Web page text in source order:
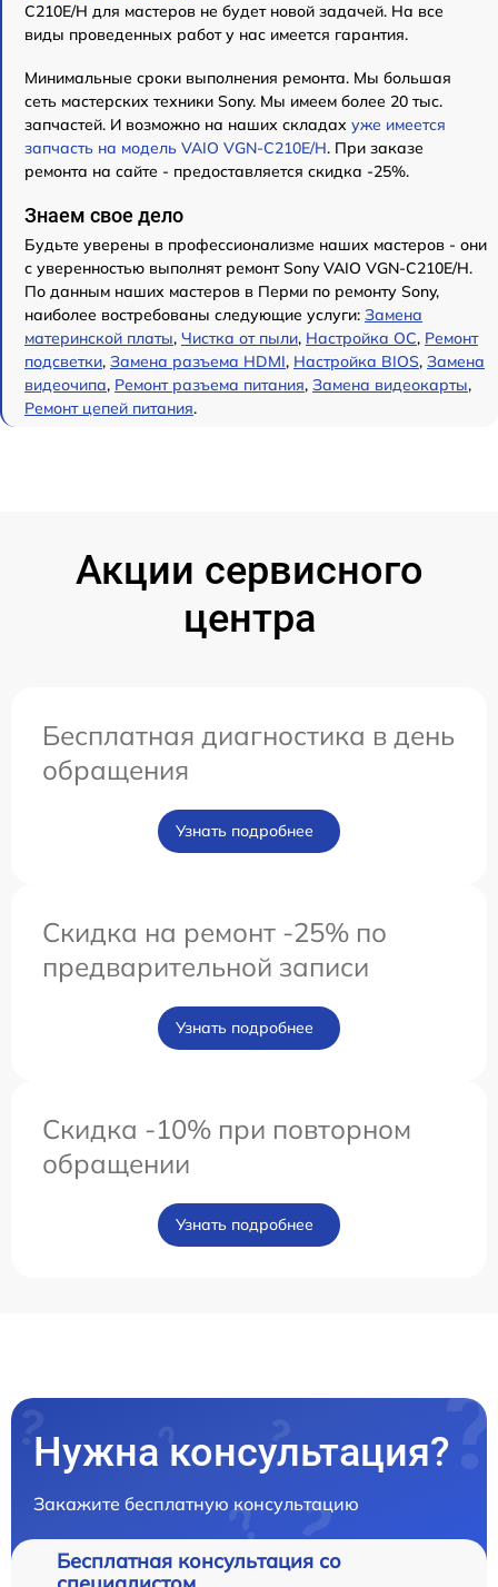
C210E/H для мастеров не будет новой задачей. На все
виды проведенных работ у нас имеется гарантия.
Минимальные сроки выполнения ремонта. Мы большая
сеть мастерских техники Sony. Мы имеем более 20 тыс.
запчастей. И возможно на наших складах уже имеется
запчасть на модель VAIO VGN-C210E/H. При заказе
ремонта на сайте - предоставляется скидка -25%.
Знаем свое дело
Будьте уверены в профессионализме наших мастеров - они
с уверенностью выполнят ремонт Sony VAIO VGN-C210E/H.
По данным наших мастеров в Перми по ремонту Sony,
наиболее востребованы следующие услуги: Замена
материнской платы, Чистка от пыли, Настройка ОС, Ремонт
подсветки, Замена разъема HDMI, Настройка BIOS, Замена
видеочипа, Ремонт разъема питания, Замена видеокарты,
Ремонт цепей питания.
Акции сервисного
центра
Бесплатная диагностика в день
обращения
Узнать подробнее
Скидка на ремонт -25% по
предварительной записи
Узнать подробнее
Скидка -10% при повторном
обращении
Узнать подробнее
Нужна консультация?
Закажите бесплатную консультацию
Бесплатная консультация со